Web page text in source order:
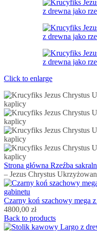
Click to enlarge
Strona główna Rzeźba
– Jezus Chrystus
Czarny koń szachowy mega
4800,00 zł
Back to products